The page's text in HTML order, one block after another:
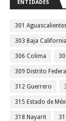
ENTIDADES
301
303 Baja
306 Colima
309 Distrito Federal
312 Guerrero
315 Estado de
318 Nayarit